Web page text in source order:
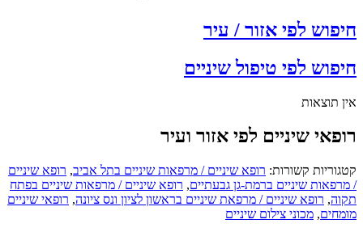
חיפוש לפי אזור / עיר
חיפוש לפי טיפול שיניים
אין תוצאות
רופאי שיניים לפי אזור ועיר
קטגוריות קשורות: רופא שיניים / מרפאות שיניים בתל אביב, רופא שיניים
/ מרפאות שיניים ברמת-גן גבעתיים, רופא שיניים / מרפאות שיניים בפתח
תקוה, רופא שיניים / מרפאת שיניים בראשון לציון ונס ציונה, רופאי שיניים
מומחים, מכוני צילום שיניים